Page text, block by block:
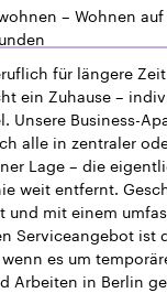
– Wohnen
für längere
ein Zuhause –
Unsere Business-
alle in zentraler
Lage – die
weit entfernt.
und mit einem
Serviceangebot ist
es um
Arbeiten in Berlin